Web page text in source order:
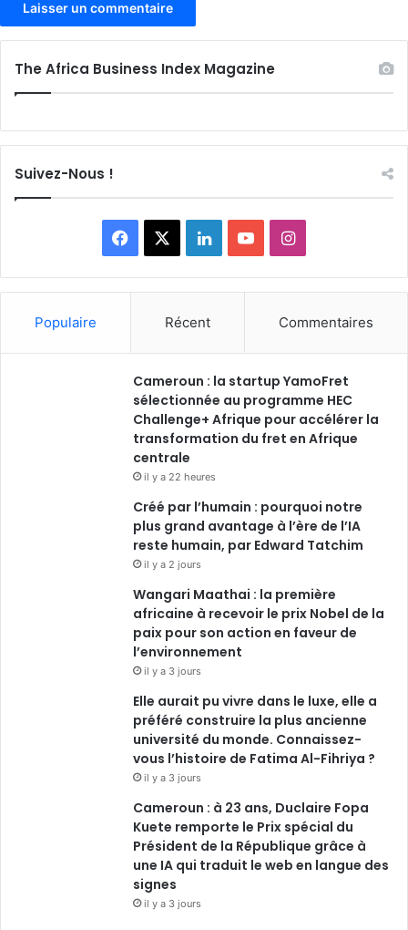
The Africa Business Index Magazine
Suivez-Nous !
Facebook LinkedinYouTubeInstagram
Populaire Récent Commentaires
Cameroun : la startup YamoFret
sélectionnée au programme HEC
Challenge+ Afrique pour accélérer la
transformation du fret en Afrique
centrale
il y a 22 heures
Créé par l’humain : pourquoi notre
plus grand avantage à l’ère de l’IA
reste humain, par Edward Tatchim
il y a 2 jours
Wangari Maathai : la première
africaine à recevoir le prix Nobel de la
paix pour son action en faveur de
l’environnement
il y a 3 jours
Elle aurait pu vivre dans le luxe, elle a
préféré construire la plus ancienne
université du monde. Connaissez-
vous l’histoire de Fatima Al-Fihriya ?
il y a 3 jours
Cameroun : à 23 ans, Duclaire Fopa
Kuete remporte le Prix spécial du
Président de la République grâce à
une IA qui traduit le web en langue des
signes
il y a 3 jours